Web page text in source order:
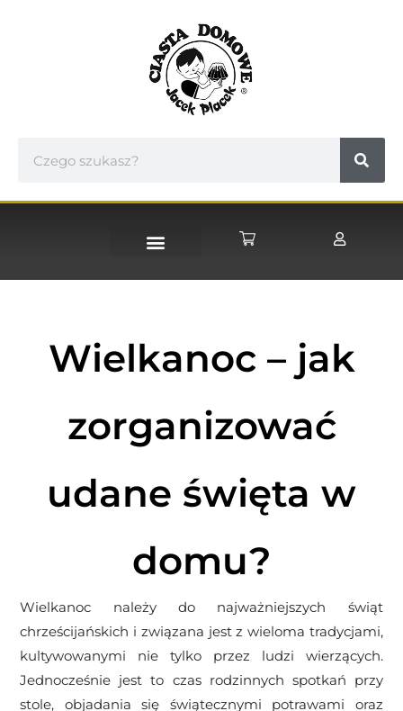
Wielkanoc – jak
zorganizować
udane święta w
domu?
Wielkanoc należy do najważniejszych świąt
chrześcijańskich i związana jest z wieloma tradycjami,
kultywowanymi nie tylko przez ludzi wierzących.
Jednocześnie jest to czas rodzinnych spotkań przy
stole, objadania się świątecznymi potrawami oraz